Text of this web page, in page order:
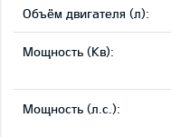
Объём двигателя (л):
Мощность (Кв):
Мощность (л.с.):